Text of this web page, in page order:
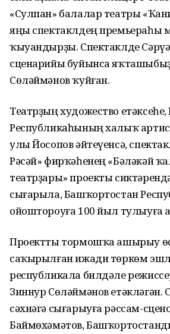
«Сулпан» балалар театры
яңы спектаклдең премьераһы
ҡыуандырҙы. Спектаклде
сценарийы буйынса
Сөләймәнов ҡуйған.
Театрҙың художество
Республикаһының халыҡ
улы Йосопов әйтеүенсә,
Рәсәй» фирҡәһенең «Бәләкәй
театрҙары» проекты
сығарыла, Башҡортостан
ойоштороуға 100 йыл тулыуға
Проектты тормошҡа ашырыу
саҡырылған ижади төркөм
республикала билдәле
Зиннур Сөләймәнов етәкләгән.
сәхнәгә сығарыуға рәссам-
Баймөхәмәтов,